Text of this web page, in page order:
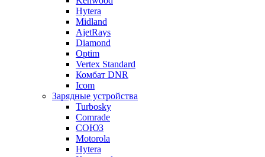
Hytera
Midland
AjetRays
Diamond
Optim
Vertex Standard
Комбат DNR
Icom
Зарядные устройства
Turbosky
Comrade
СОЮЗ
Motorola
Hytera